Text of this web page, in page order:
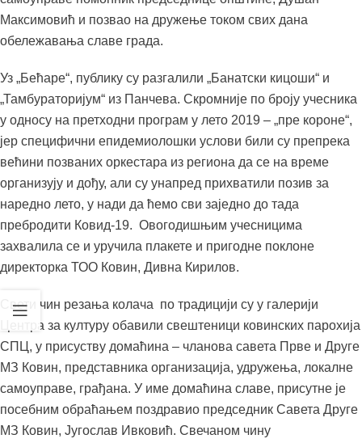
Максимовић и позвао на дружење током свих дана
обележавања славе града.
Уз „Бећаре“, публику су разгалили „Банатски кицоши“ и
„Тамбураторијум“ из Панчева. Скромније по броју учесника
у односу на претходни програм у лето 2019 – „пре короне“,
јер специфични епидемиолошки услови били су препрека
већини позваних оркестара из региона да се на време
организују и дођу, али су унапред прихватили позив за
наредно лето, у нади да ћемо сви заједно до тада
пребродити Ковид-19. Овогодишњим учесницима
захвалила се и уручила плакете и пригодне поклоне
директорка ТОО Ковин, Дивна Кирилов.
Свети чин резања колача по традицији су у галерији
Центра за културу обавили свештеници ковинских парохија
СПЦ, у присуству домаћина – чланова савета Прве и Друге
МЗ Ковин, представника организација, удружења, локалне
самоуправе, грађана. У име домаћина славе, присутне је
посебним обраћањем поздравио председник Савета Друге
МЗ Ковин, Југослав Ивковић. Свечаном чину